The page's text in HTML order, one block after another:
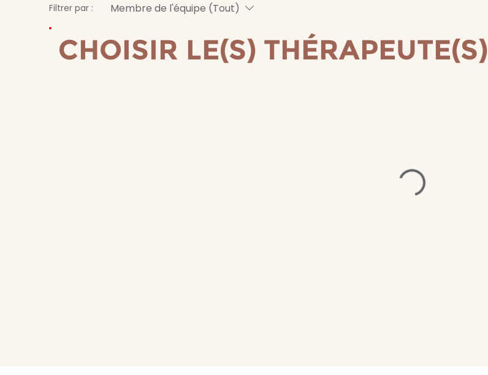
Filtrer par : Membre de l'équipe (Tout)
CHOISIR LE(S) THÉRAPEUTE(S)
CHOISIR LE(S) THÉRAPEUTE(S)